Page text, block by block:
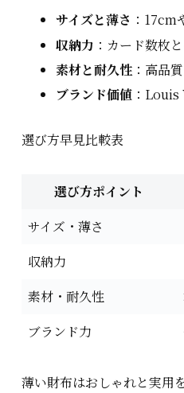
サイズと薄さ ：
収納力 ：カード数枚
素材と耐久性：高品
ブランド価値：Louis
選び方早見比較表
選び方ポイント
サイズ・薄さ
収納力
素材・耐久性
ブランド力
薄い財布はおしゃれと実用